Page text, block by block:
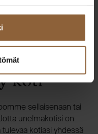
koti
sellaisenaan tai
unelmakotisi on
kotiasi yhdessä